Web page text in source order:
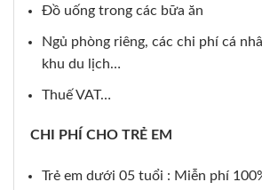
Đồ uống trong các bữa ăn
Ngủ phòng riêng, các chi phí cá
khu du lịch…
Thuế VAT…
CHI PHÍ CHO TRẺ EM
Trẻ em dưới 05 tuổi : Miễn phí